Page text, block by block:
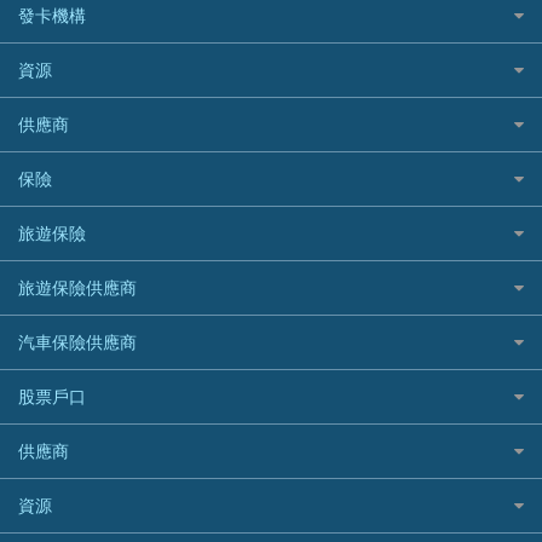
財務公司貸款
免入息貸款
免TU貸款
急借錢
緊急貸款比較
最佳小額貸款比較
易批必批貸款
24小時貸款
最佳循環貸款
CCB(Asia) 中國建設銀行 (亞洲)
Citibank 花旗銀行
CNCBI 信銀國際
CreFIT 維信
DBS 星展銀行
DSB 大新銀行
HSBC 滙豐銀行貸款
K Cash 貸款
Mox 銀行
National Resources 中潤物業按揭
OCBC 華僑銀行
PrimeCredit 安信信貸
Promise 邦民日本財務
Rabbit Credit月兔信貸
個人貸款有用資訊
清卡數貸款教學
循環貸款教學
個人化貸款產品推介 🔥全新
供樓利息扣稅
最佳貸款app
網購優惠
精選外幣網購信用卡
尊尚信用卡
公司信用卡
電子錢包信用卡
日本遊信用卡攻略
韓國遊信用卡攻略
台灣遊信用卡攻略
機場貴賓室信用卡
銀聯信用卡
高獎賞信用卡推薦
酒店信用卡
發卡機構
Citibank花旗銀行
AE美國運通
DBS星展銀行
HSBC滙豐銀行
Mox
信銀國際
大新銀行
恒生銀行
Standard Chartered渣打銀行
東亞銀行
SIM
Airwallex信用卡
資源
Black Friday優惠
淘寶付款方式
一田購物優惠日
SOGO感謝祭
HKTVmall優惠碼
交稅優惠
酒店優惠碼
機票優惠碼
供應商
八達通自動增值信用卡
保險
旅遊保險
汽車保險
家居保險
家傭保險
寵物保險
定期人壽保險
危疾保險
年金資訊
樓宇火險
旅遊保險
日本旅遊保險及資訊
泰國旅遊保險及資訊
台灣旅遊保險及資訊
韓國旅遊保險及資訊
歐洲旅遊保險及資訊
越南旅遊保險及資訊
澳洲旅遊保險及資訊
長者嘆世界
旅遊保險供應商
AXA 安盛
AIG 美亞
Allianz 安聯
Allied World 世聯
Avo
中國銀行
汽車保險供應商
大新汽車保險
中銀汽車保險
Allianz安聯汽車保險
bolttech保障汽車保險
Zurich蘇黎世汽車保險
股票戶口
富途證券
IB盈透證券
老虎證券
供應商
富途牛牛好唔好？
Webull微牛證券好唔好？
資源